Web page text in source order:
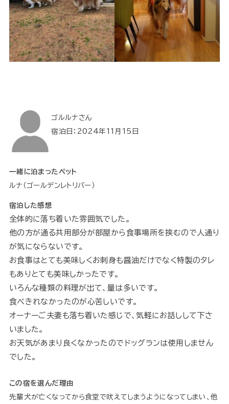
ゴルルナさん
宿泊日：2024年11月15日
一緒に泊まったペット
ルナ（ゴールデンレトリバー）
宿泊した感想
全体的に落ち着いた雰囲気でした。
他の方が通る共用部分が部屋から食事場所を挟むので人通り
が気にならないです。
お食事はとても美味しくお刺身も醤油だけでなく特製のタレ
もありとても美味しかったです。
いろんな種類の料理が出て、量は多いです。
食べきれなかったのが心苦しいです。
オーナーご夫妻も落ち着いた感じで、気軽にお話しして下さ
いました。
お天気があまり良くなかったのでドッグランは使用しません
でした。
この宿を選んだ理由
先輩犬が亡くなってから食堂で吠えてしまうようになってしまい、他